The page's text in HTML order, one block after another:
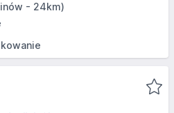
- 24km)